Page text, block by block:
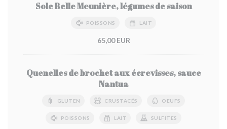
Sole Belle Meunière, légumes de saison
POISSONS LAIT
65,00 EUR
Quenelles de brochet aux écrevisses, sauce
Nantua
GLUTEN CRUSTACÉS OEUFS
POISSONS LAIT SULFITES